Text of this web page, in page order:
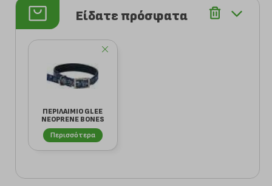
Είδατε πρόσφατα
ΠΕΡΙΛΑΙΜΙΟ GLEE
NEOPRENE BONES
& FLOWERS
Περισσότερα